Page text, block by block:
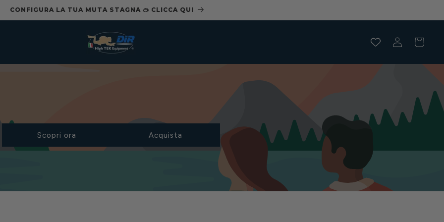
🚚 SPEDIZIONE GRATUITA SOPRA I 250€
Accedi Carrello
Scopri ora Acquista